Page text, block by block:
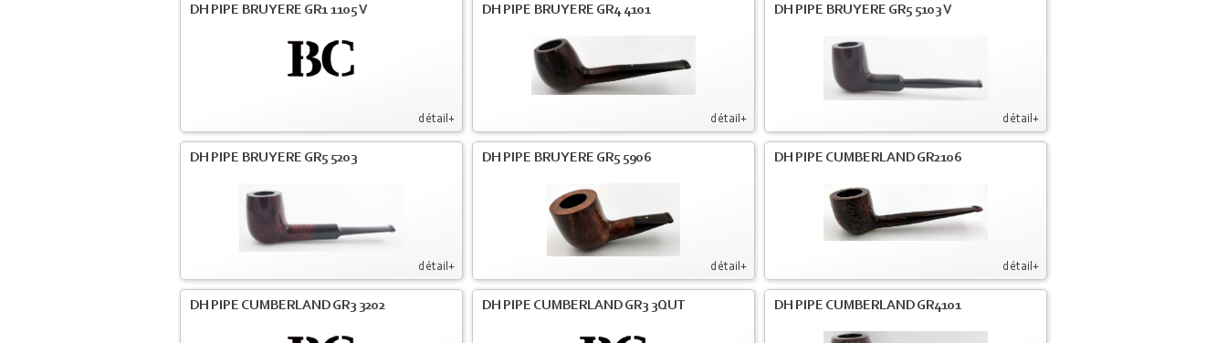
détail+
DH PIPE BRUYERE GR1 1105 V
détail+
DH PIPE BRUYERE GR4 4101
détail+
DH PIPE BRUYERE GR5 5103 V
détail+
DH PIPE BRUYERE GR5 5203
détail+
DH PIPE BRUYERE GR5 5906
détail+
DH PIPE CUMBERLAND GR2106
DH PIPE CUMBERLAND GR3 3202 DH PIPE CUMBERLAND GR3 3QUT DH PIPE CUMBERLAND GR4101